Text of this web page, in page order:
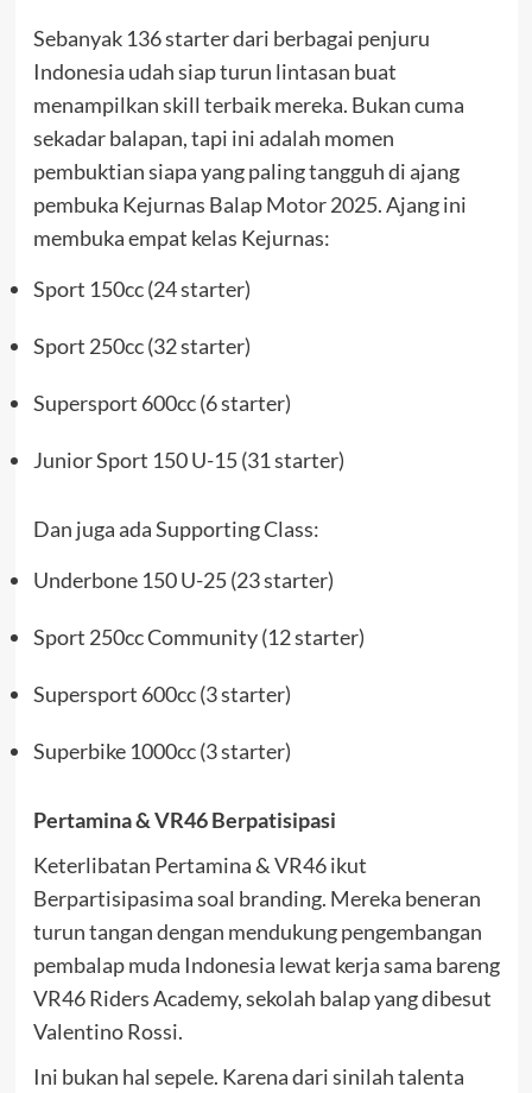
Sebanyak 136 starter dari berbagai penjuru
Indonesia udah siap turun lintasan buat
menampilkan skill terbaik mereka. Bukan cuma
sekadar balapan, tapi ini adalah momen
pembuktian siapa yang paling tangguh di ajang
pembuka Kejurnas Balap Motor 2025. Ajang ini
membuka empat kelas Kejurnas:
Sport 150cc (24 starter)
Sport 250cc (32 starter)
Supersport 600cc (6 starter)
Junior Sport 150 U-15 (31 starter)
Dan juga ada Supporting Class:
Underbone 150 U-25 (23 starter)
Sport 250cc Community (12 starter)
Supersport 600cc (3 starter)
Superbike 1000cc (3 starter)
Pertamina & VR46 Berpatisipasi
Keterlibatan Pertamina & VR46 ikut
Berpartisipasima soal branding. Mereka beneran
turun tangan dengan mendukung pengembangan
pembalap muda Indonesia lewat kerja sama bareng
VR46 Riders Academy, sekolah balap yang dibesut
Valentino Rossi.
Ini bukan hal sepele. Karena dari sinilah talenta